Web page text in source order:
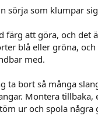
sörja som klumpar
färg att göra, och det
blå eller gröna,
med.
ta bort så många
Montera tillbaka,
ur och spola några